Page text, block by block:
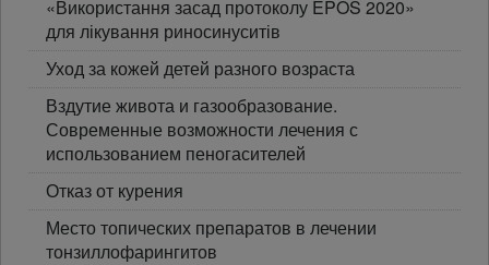
«Використання засад протоколу EPOS 2020»
для лікування риносинуситів
Уход за кожей детей разного возраста
Вздутие живота и газообразование.
Современные возможности лечения с
использованием пеногасителей
Отказ от курения
Место топических препаратов в лечении
тонзиллофарингитов